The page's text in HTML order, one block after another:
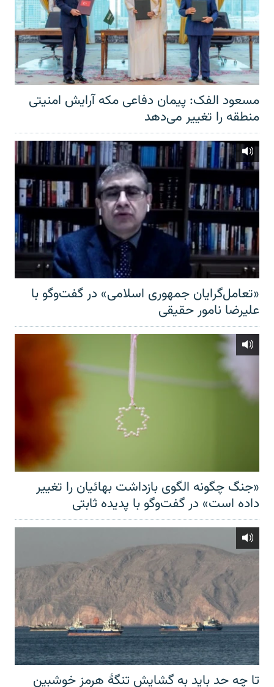
مسعود الفک: پیمان دفاعی مکه آرایش امنیتی
منطقه را تغییر می‌دهد
«تعامل‌گرایان جمهوری اسلامی» در گفت‌وگو با
علیرضا نامور حقیقی
«جنگ چگونه الگوی بازداشت بهائیان را تغییر
داده است» در گفت‌وگو با پدیده ثابتی
تا چه حد باید به گشایش تنگهٔ هرمز خوشبین